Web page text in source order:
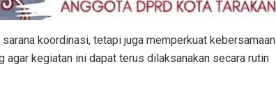
koordinasi, tetapi juga memperkuat kebersamaan
agar kegiatan ini dapat terus dilaksanakan secara rutin